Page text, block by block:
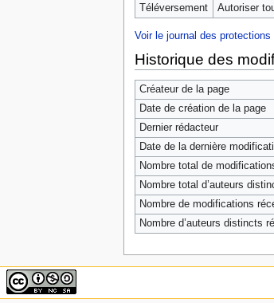
Téléversement
Autoriser
Voir le journal des protections
Historique des
Créateur de la page
Date de création de la page
Dernier rédacteur
Date de la dernière
Nombre total de
Nombre total d’auteurs
Nombre de modifications
Nombre d’auteurs distincts